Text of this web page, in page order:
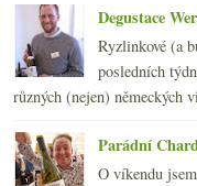
2011 (252)
►2010(249)
►2009(249)
►2008(270)
►2007(108)
Degustace
Ryzlinkové (a
posledních
různých (nejen) německých
Parádní
O víkendu